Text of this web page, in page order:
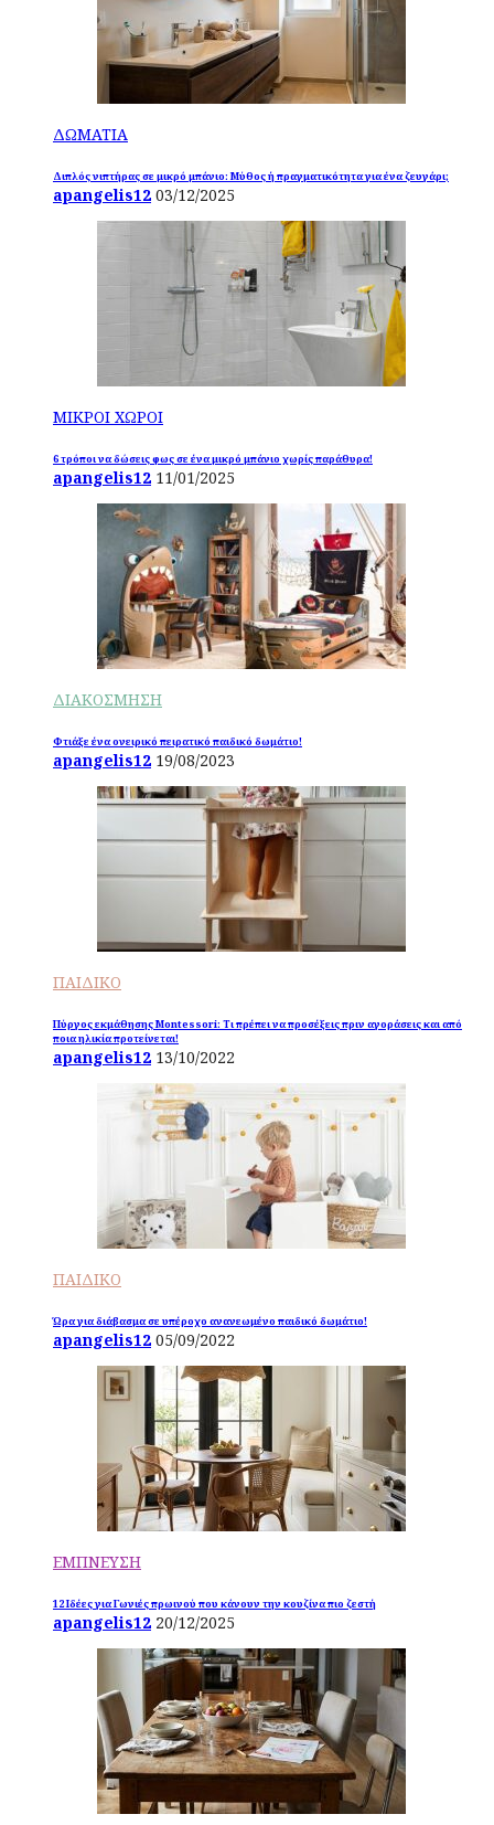
ΔΩΜΑΤΙΑ
Διπλός νιπτήρας σε μικρό μπάνιο: Μύθος ή πραγματικότητα για ένα ζευγάρι;
apangelis12 03/12/2025
ΜΙΚΡΟΙ ΧΩΡΟΙ
6 τρόποι να δώσεις φως σε ένα μικρό μπάνιο χωρίς παράθυρα!
apangelis12 11/01/2025
ΔΙΑΚΟΣΜΗΣΗ
Φτιάξε ένα ονειρικό πειρατικό παιδικό δωμάτιο!
apangelis12 19/08/2023
ΠΑΙΔΙΚΟ
Πύργος εκμάθησης Montessori: Τι πρέπει να προσέξεις πριν αγοράσεις και από
ποια ηλικία προτείνεται!
apangelis12 13/10/2022
ΠΑΙΔΙΚΟ
Ώρα για διάβασμα σε υπέροχο ανανεωμένο παιδικό δωμάτιο!
apangelis12 05/09/2022
ΕΜΠΝΕΥΣΗ
12 Ιδέες για Γωνιές πρωινού που κάνουν την κουζίνα πιο ζεστή
apangelis12 20/12/2025